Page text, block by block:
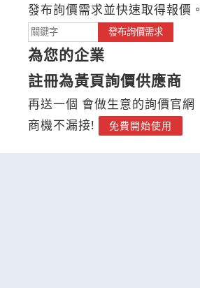
發布詢價需求並快速取得報價。
發布詢價需求
為您的企業
註冊為黃頁詢價供應商
再送一個 會做生意的詢價官網
商機不漏接!
免費開始使用